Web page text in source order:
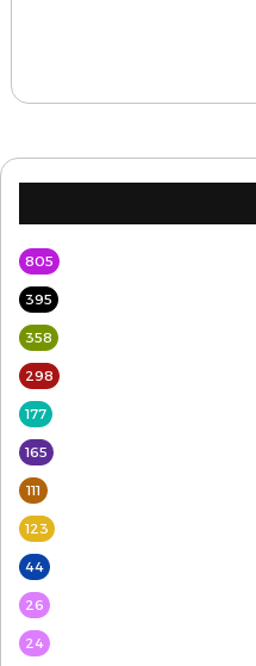
805
395
358
298
177
165
111
123
44
26
24